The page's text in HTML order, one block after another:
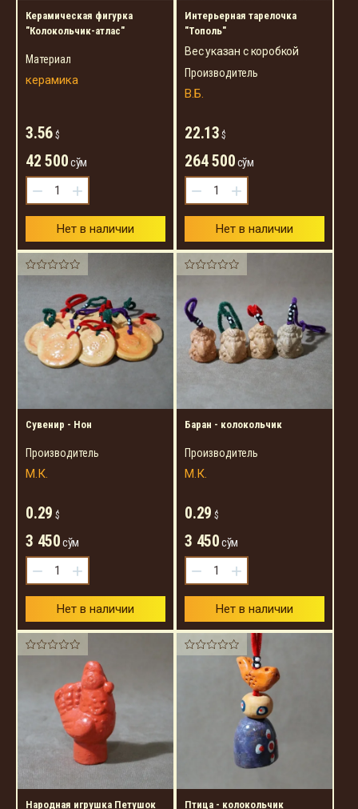
Керамическая фигурка
"Колокольчик-атлас"
Материал
керамика
3.56 $
42 500сўм
− +
Нет в наличии
Интерьерная тарелочка
"Тополь"
Вес указан с коробкой
Производитель
В.Б.
22.13 $
264 500сўм
− +
Нет в наличии
Сувенир - Нон
Производитель
М.К.
0.29 $
3 450сўм
− +
Нет в наличии
Баран - колокольчик
Производитель
М.К.
0.29 $
3 450сўм
− +
Нет в наличии
Народная игрушка Петушок Птица - колокольчик